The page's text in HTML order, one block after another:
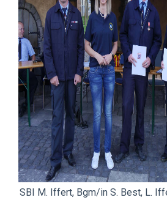
SBI M. Iffert, Bgm/in S. Best, L.